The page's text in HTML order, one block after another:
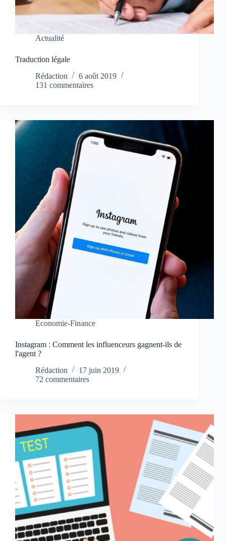
Actualité
Traduction légale
Rédaction
6 août 2019
131 commentaires
Economie-Finance
Instagram : Comment les influenceurs gagnent-ils de
l'agent ?
Rédaction
17 juin 2019
72 commentaires